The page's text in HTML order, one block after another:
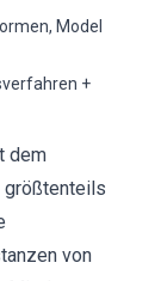
Model
+
dem
größtenteils
von